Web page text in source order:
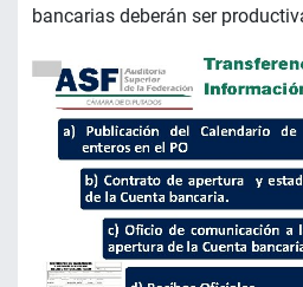
bancarias deberán ser